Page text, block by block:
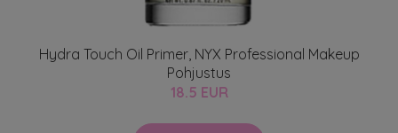
Hydra Touch Oil Primer, NYX Professional Makeup
Pohjustus
18.5 EUR